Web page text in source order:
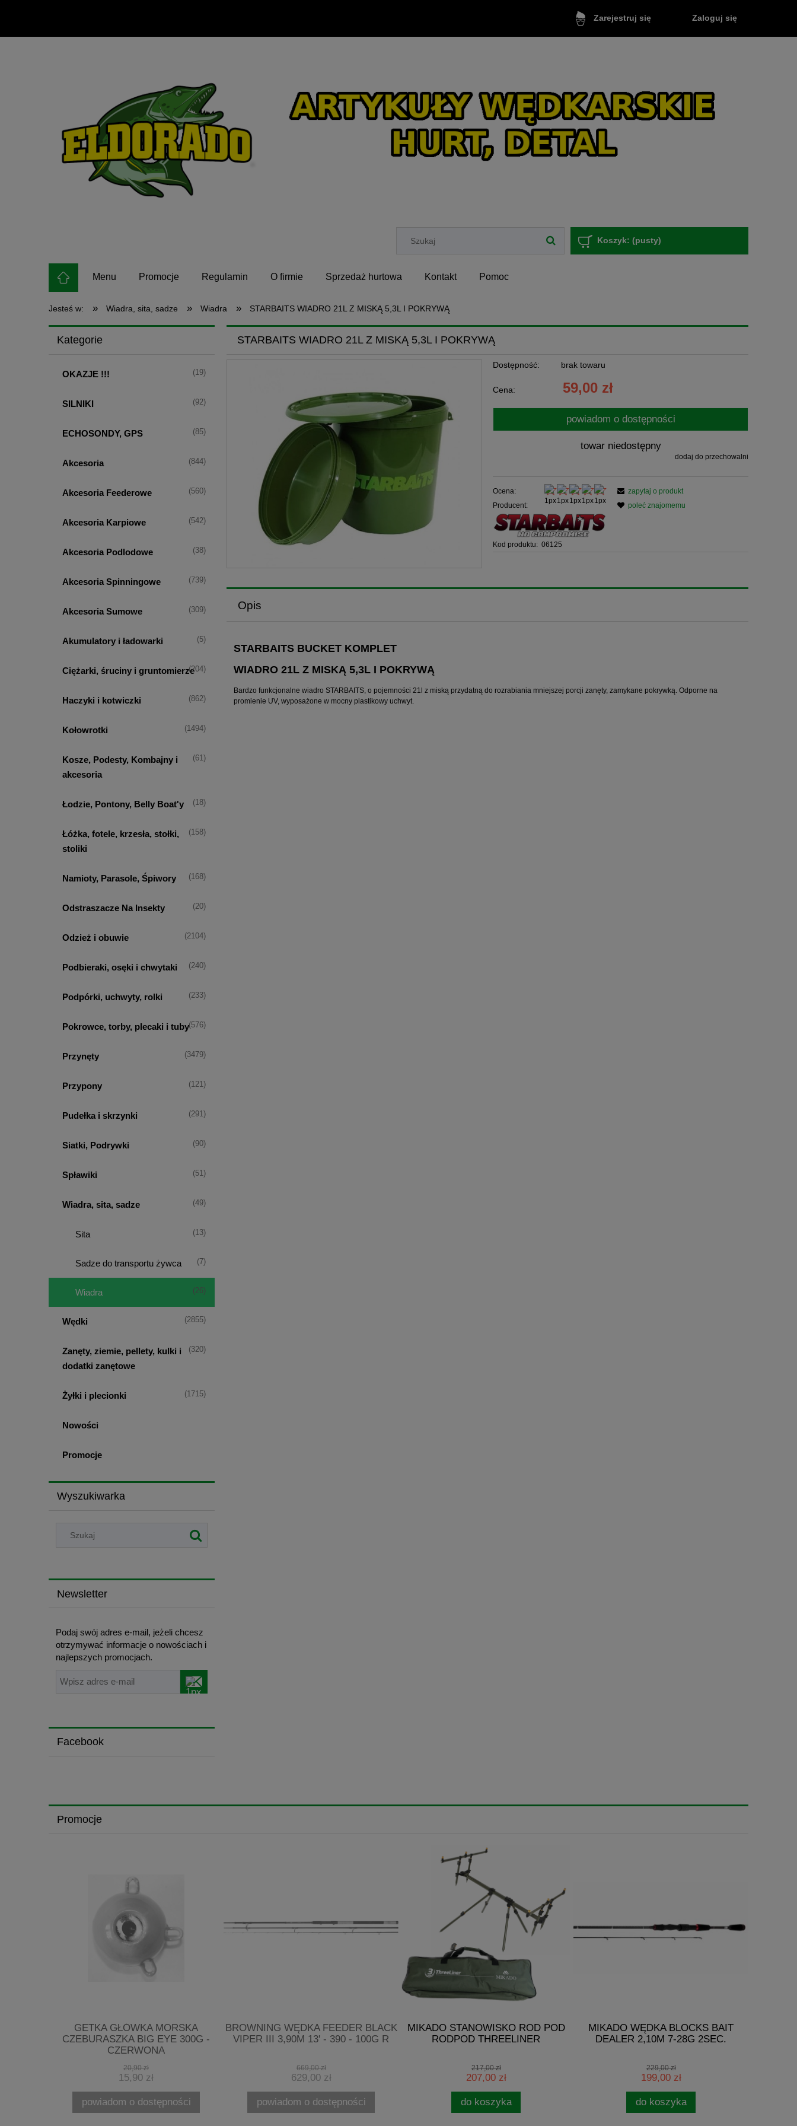
Zarejestruj się Zaloguj się
Koszyk: (pusty)
Menu Promocje Regulamin O firmie Sprzedaż hurtowa Kontakt Pomoc
Jesteś w: » Wiadra, sita, sadze » Wiadra » STARBAITS WIADRO 21L Z MISKĄ 5,3L I POKRYWĄ
Kategorie
OKAZJE !!! (19)
SILNIKI (92)
ECHOSONDY, GPS (85)
Akcesoria (844)
Akcesoria Feederowe (560)
Akcesoria Karpiowe (542)
Akcesoria Podlodowe (38)
Akcesoria Spinningowe (739)
Akcesoria Sumowe (309)
Akumulatory i ładowarki (5)
Ciężarki, śruciny i gruntomierze(204)
Haczyki i kotwiczki (862)
Kołowrotki (1494)
Kosze, Podesty, Kombajny i
akcesoria
(61)
Łodzie, Pontony, Belly Boat'y (18)
Łóżka, fotele, krzesła, stołki,
stoliki
(158)
Namioty, Parasole, Śpiwory (168)
Odstraszacze Na Insekty (20)
Odzież i obuwie (2104)
Podbieraki, osęki i chwytaki (240)
Podpórki, uchwyty, rolki (233)
Pokrowce, torby, plecaki i tuby(576)
Przynęty (3479)
Przypony (121)
Pudełka i skrzynki (291)
Siatki, Podrywki (90)
Spławiki (51)
Wiadra, sita, sadze (49)
Sita (13)
Sadze do transportu żywca (7)
Wiadra (26)
Wędki (2855)
Zanęty, ziemie, pellety, kulki i
dodatki zanętowe
(320)
Żyłki i plecionki (1715)
Nowości
Promocje
Wyszukiwarka
Newsletter
Podaj swój adres e-mail, jeżeli chcesz
otrzymywać informacje o nowościach i
najlepszych promocjach.
Facebook
STARBAITS WIADRO 21L Z MISKĄ 5,3L I POKRYWĄ
Dostępność: brak towaru
Cena: 59,00 zł
powiadom o dostępności
towar niedostępny
dodaj do przechowalni
Ocena:
Producent:
Kod produktu: 06125
zapytaj o produkt
poleć znajomemu
Opis
STARBAITS BUCKET KOMPLET
WIADRO 21L Z MISKĄ 5,3L I POKRYWĄ
Bardzo funkcjonalne wiadro STARBAITS, o pojemności 21l z miską przydatną do rozrabiania mniejszej porcji zanęty, zamykane pokrywką. Odporne na
promienie UV, wyposażone w mocny plastikowy uchwyt.
Promocje
GETKA GŁÓWKA MORSKA
CZEBURASZKA BIG EYE 300G -
CZERWONA
20,90 zł
15,90 zł
powiadom o dostępności
BROWNING WĘDKA FEEDER BLACK
VIPER III 3,90M 13' - 390 - 100G R
669,00 zł
629,00 zł
powiadom o dostępności
MIKADO STANOWISKO ROD POD
RODPOD THREELINER
217,00 zł
207,00 zł
do koszyka
MIKADO WĘDKA BLOCKS BAIT
DEALER 2,10M 7-28G 2SEC.
229,00 zł
199,00 zł
do koszyka